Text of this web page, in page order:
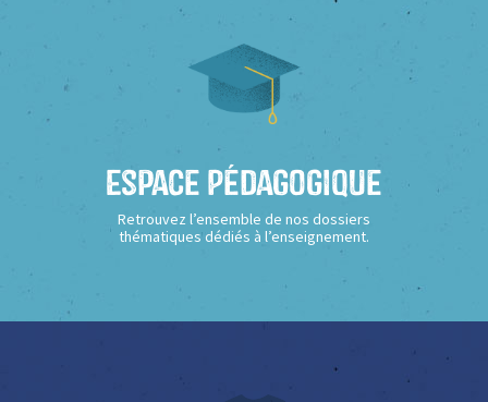
Espace Pédagogique
Retrouvez l’ensemble de nos dossiers
thématiques dédiés à l’enseignement.